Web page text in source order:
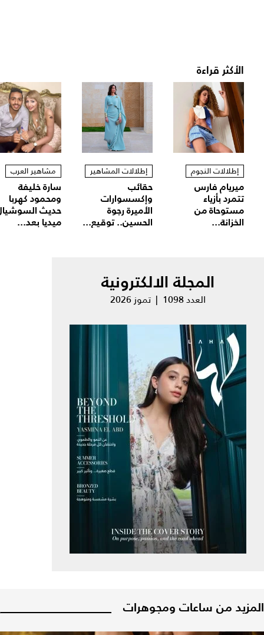
الأكثر قراءة
إطلالات النجوم
ميريام فارس
تتمرد بأزياء
مستوحاة من
الخزانة...
إطلالات المشاهير
حقائب
وإكسسوارات
الأميرة رجوة
الحسين.. توقيع...
مشاهير العرب
سارة خليفة
ومحمود كهربا
حديث
ميديا بعد...
المجلة الالكترونية
العدد 1098 | تموز 2026
المزيد من ساعات ومجوهرات